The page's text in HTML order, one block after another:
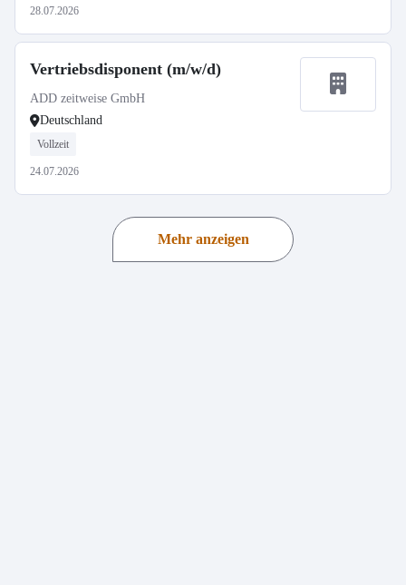
28.07.2026
Vertriebsdisponent (m/w/d)
ADD zeitweise GmbH
Deutschland
Vollzeit
24.07.2026
Mehr anzeigen